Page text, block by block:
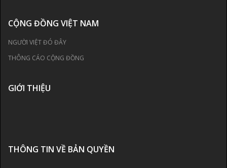
CỘNG ĐỒNG VIỆT NAM
NGƯỜI VIỆT ĐÓ ĐÂY
THÔNG CÁO CỘNG ĐỒNG
GIỚI THIỆU
THÔNG TIN VỀ BẢN QUYỀN